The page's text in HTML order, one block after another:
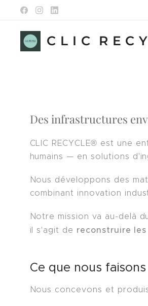
C L I C R E C
Des infrastructures
CLIC RECYCLE® est une
humains — en solutions
Nous développons des
combinant innovation
Notre mission va au-delà
il s'agit de reconstruire
Ce que nous faisons
Nous concevons et